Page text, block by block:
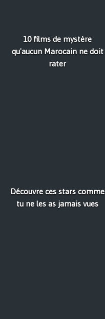
10 films de mystère
qu'aucun Marocain ne doit
rater
Découvre ces stars comme
tu ne les as jamais vues